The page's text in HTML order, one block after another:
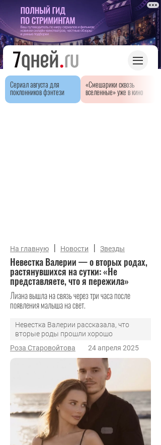
Сериал августа для
поклонников фэнтези
«Смешарики сквозь
вселенные» уже в кино
На главную | Новости | Звезды
Невестка Валерии — о вторых родах,
растянувшихся на сутки: «Не
представляете, что я пережила»
Лиана вышла на связь через три часа после
появления малыша на свет.
Невестка Валерии рассказала, что
вторые роды прошли хорошо
Роза Старовойтова
24 апреля 2025